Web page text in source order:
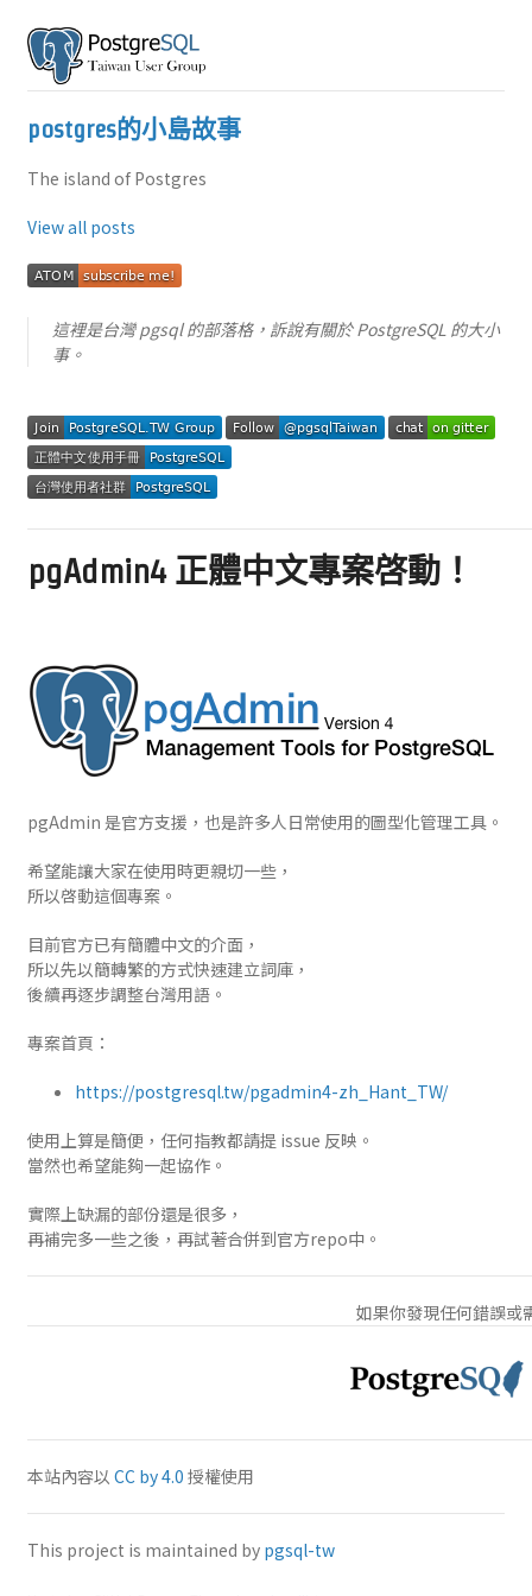
postgres的小島故事
The island of Postgres
View all posts
這裡是台灣 pgsql 的部落格，訴說有關於 PostgreSQL 的大小
事。
pgAdmin4 正體中文專案啓動！
pgAdmin 是官方支援，也是許多人日常使用的圖型化管理工具。
希望能讓大家在使用時更親切一些，
所以啓動這個專案。
目前官方已有簡體中文的介面，
所以先以簡轉繁的方式快速建立詞庫，
後續再逐步調整台灣用語。
專案首頁：
https://postgresql.tw/pgadmin4-zh_Hant_TW/
使用上算是簡便，任何指教都請提 issue 反映。
當然也希望能夠一起協作。
實際上缺漏的部份還是很多，
再補完多一些之後，再試著合併到官方repo中。
如果你發現任何錯誤或
本站內容以 CC by 4.0 授權使用
This project is maintained by pgsql-tw